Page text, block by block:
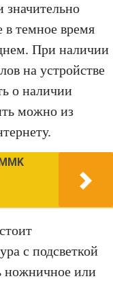
темное время
При наличии
на устройстве
о наличии
можно из
с подсветкой
ножничное или